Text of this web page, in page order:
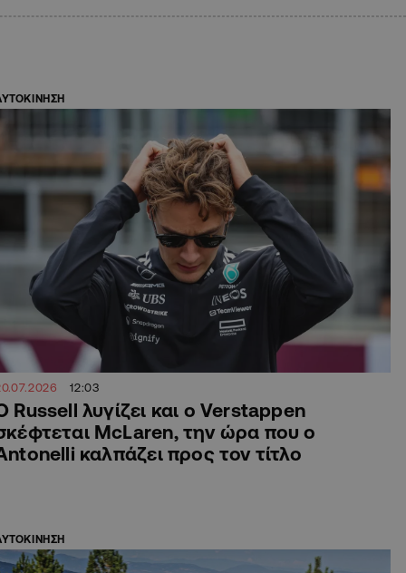
12:03
Russell λυγίζει και ο Verstappen
McLaren, την ώρα που ο
καλπάζει προς τον τίτλο